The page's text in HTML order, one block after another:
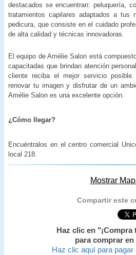
destacados se encuentran:​ peluquería,
tratamientos capilares adaptados a
pedicura, que consiste en el cuidado
de alta calidad y técnicas innovadoras.
El equipo de Amélie Salon está
capacitadas que brindan atención
cliente reciba el mejor servicio
renovar tu imagen y disfrutar de un
Amélie Salon es una excelente opción.
¿Cómo llegar?
Encuéntralos en el centro comercial
local 218.
Mostrar
Compartir este
Haz clic en
para comprar en
Haz clic aquí para pagar